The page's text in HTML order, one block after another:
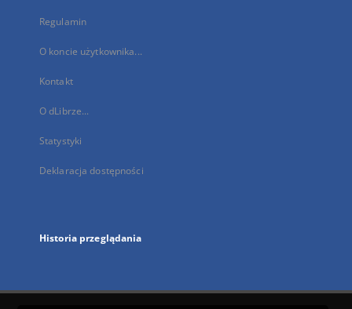
Regulamin
O koncie użytkownika...
Kontakt
O dLibrze...
Statystyki
Deklaracja dostępności
Historia przeglądania